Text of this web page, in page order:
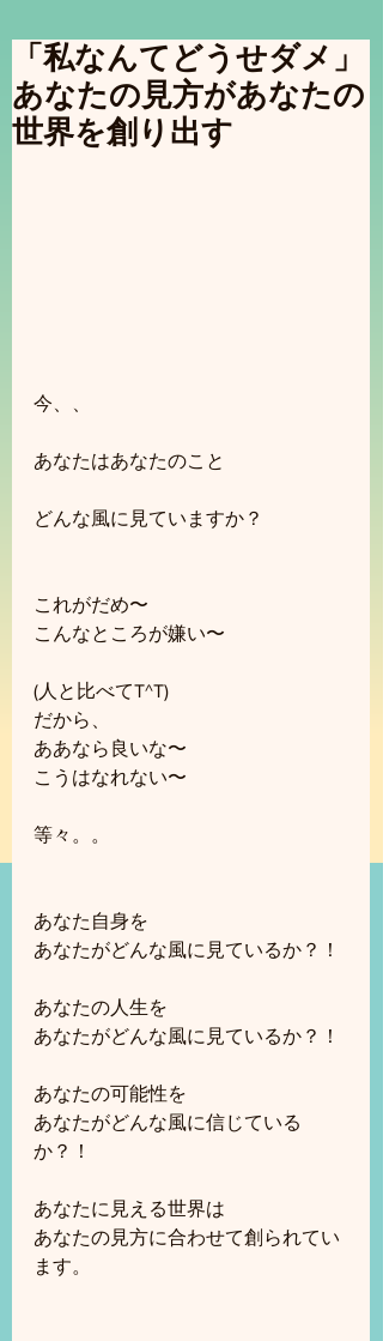
「私なんてどうせダメ」
あなたの見方があなたの
世界を創り出す
今、、
あなたはあなたのこと
どんな風に見ていますか？
これがだめ〜
こんなところが嫌い〜
(人と比べてT^T)
だから、
ああなら良いな〜
こうはなれない〜
等々。。
あなた自身を
あなたがどんな風に見ているか？！
あなたの人生を
あなたがどんな風に見ているか？！
あなたの可能性を
あなたがどんな風に信じている
か？！
あなたに見える世界は
あなたの見方に合わせて創られてい
ます。